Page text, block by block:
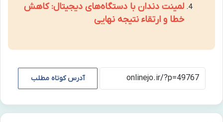
لمینت دندان با دستگاه‌های دیجیتال: کاهش
خطا و ارتقاء نتیجه نهایی
آدرس کوتاه مطلب